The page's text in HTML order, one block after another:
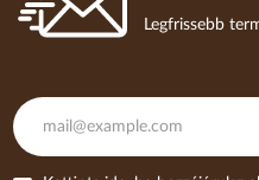
Legfrissebb